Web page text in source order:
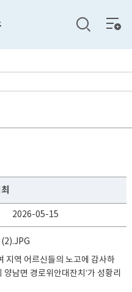
전체
메뉴
2026-05-15
지역 어르신들의 노고에 감사하
남면 경로위안대잔치’가 성황리